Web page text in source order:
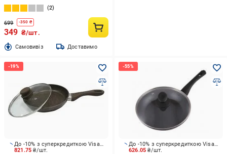
2
699 -350 ₴
349 ₴/шт.
Cамовивіз Доставимо
821.75₴/шт.
До -10% з суперкредиткою Visa Вигода
626.05₴/шт.
До -10% з суперкредиткою Visa Вигода